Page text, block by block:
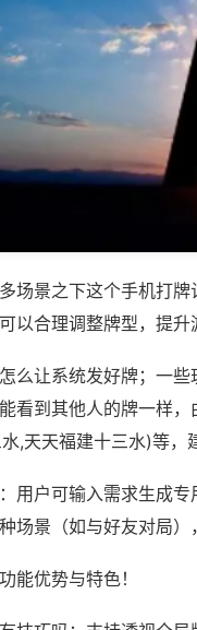
场景之下这个手机打
以合理调整牌型，提升
么让系统发好牌；一
看到其他人的牌一样
,天天福建十三水)等，
用户可输入需求生成
场景（如与好友对局）
能优势与特色！